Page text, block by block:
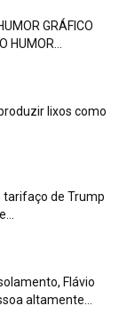
GRÁFICO
HUMOR...
lixos como
tarifaço de Trump
Flávio
altamente...